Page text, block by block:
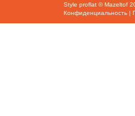
Style proflat ©Mazeltof
Конфиденциальность |